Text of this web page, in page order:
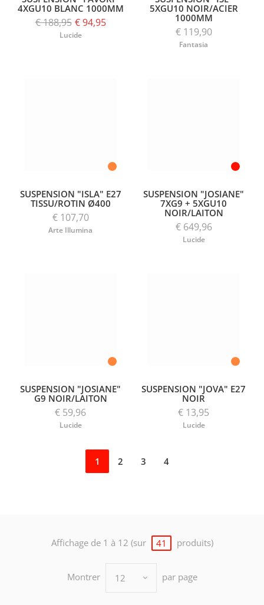
4XGU10 BLANC 1000MM
€ 188,95 € 94,95
Lucide
5XGU10 NOIR/ACIER
1000MM
€ 119,90
Fantasia
SUSPENSION "ISLA" E27
TISSU/ROTIN Ø400
€ 107,70
Arte Illumina
SUSPENSION "JOSIANE"
7XG9 + 5XGU10
NOIR/LAITON
€ 649,96
Lucide
SUSPENSION "JOSIANE"
G9 NOIR/LAITON
€ 59,96
Lucide
SUSPENSION "JOVA" E27
NOIR
€ 13,95
Lucide
1 2 3 4
Affichage de 1 à 12 (sur 41 produits)
Montrer 12 par page